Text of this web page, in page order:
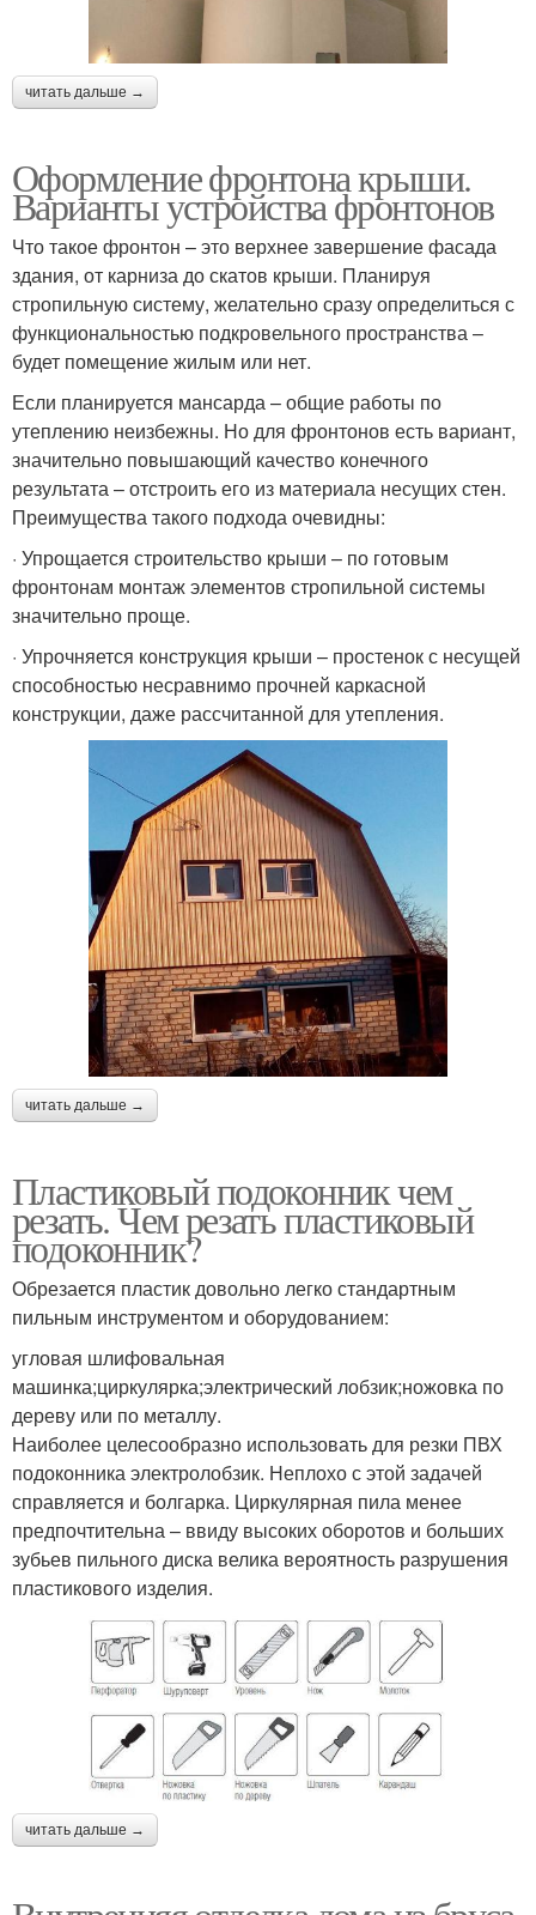
читать дальше →
Оформление фронтона крыши.
Варианты устройства фронтонов
Что такое фронтон – это верхнее завершение фасада
здания, от карниза до скатов крыши. Планируя
стропильную систему, желательно сразу определиться с
функциональностью подкровельного пространства –
будет помещение жилым или нет.
Если планируется мансарда – общие работы по
утеплению неизбежны. Но для фронтонов есть вариант,
значительно повышающий качество конечного
результата – отстроить его из материала несущих стен.
Преимущества такого подхода очевидны:
· Упрощается строительство крыши – по готовым
фронтонам монтаж элементов стропильной системы
значительно проще.
· Упрочняется конструкция крыши – простенок с несущей
способностью несравнимо прочней каркасной
конструкции, даже рассчитанной для утепления.
читать дальше →
Пластиковый подоконник чем
резать. Чем резать пластиковый
подоконник?
Обрезается пластик довольно легко стандартным
пильным инструментом и оборудованием:
угловая шлифовальная
машинка;циркулярка;электрический лобзик;ножовка по
дереву или по металлу.
Наиболее целесообразно использовать для резки ПВХ
подоконника электролобзик. Неплохо с этой задачей
справляется и болгарка. Циркулярная пила менее
предпочтительна – ввиду высоких оборотов и больших
зубьев пильного диска велика вероятность разрушения
пластикового изделия.
читать дальше →